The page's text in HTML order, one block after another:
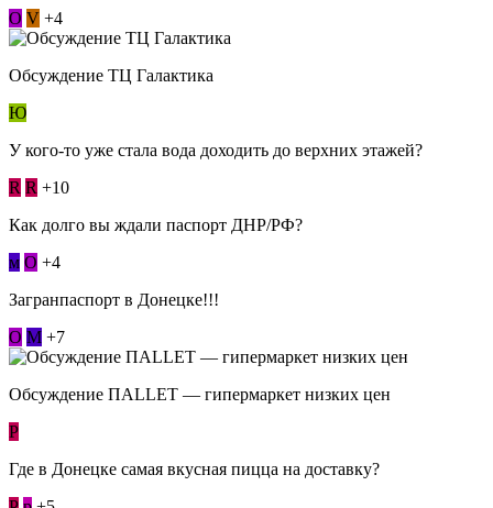
О V +4
Обсуждение ТЦ Галактика
Ю
У кого-то уже стала вода доходить до верхних этажей?
R R +10
Как долго вы ждали паспорт ДНР/РФ?
м О +4
Загранпаспорт в Донецке!!!
О М +7
Обсуждение ПАLLЕТ — гипермаркет низких цен
Р
Где в Донецке самая вкусная пицца на доставку?